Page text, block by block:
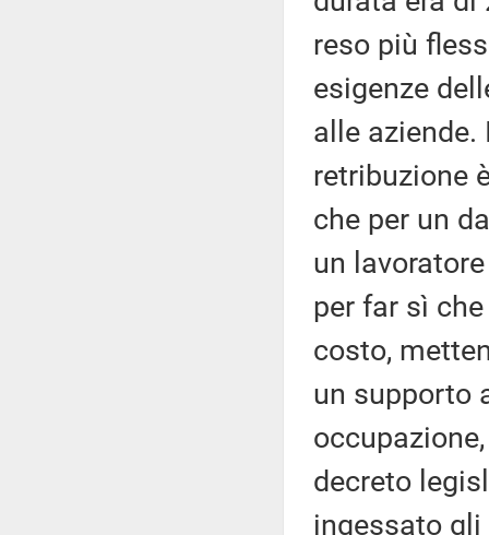
reso più
esigenze
alle
retribuzione
che per un
un
per far sì
costo,
un supporto
decreto
ingessato